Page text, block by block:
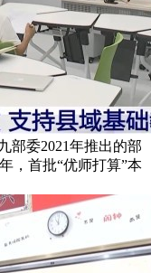
部委2021年推出的部
，首批“优师打算”本